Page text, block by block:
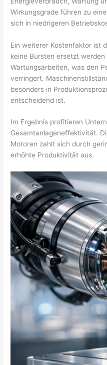
Wirkungsgrade führen zu
sich in niedrigeren
Ein weiterer Kostenfaktor ist
keine Bürsten ersetzt
Wartungsarbeiten, was den
verringert.
besonders in
entscheidend ist.
Im Ergebnis profitieren
Gesamtanlageneffektivität.
Motoren zahlt sich durch
erhöhte Produktivität aus.